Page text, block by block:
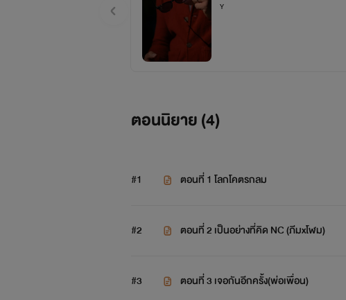
Y
ตอนนิยาย (4)
#1 ตอนที่ 1 โลกโคตรกลม
#2 ตอนที่ 2 เป็นอย่างที่คิด NC (ภีมxโฬม)
#3 ตอนที่ 3 เจอกันอีกครั้ง(พ่อเพื่อน)